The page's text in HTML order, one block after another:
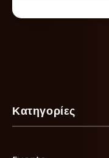
Κατηγορίες